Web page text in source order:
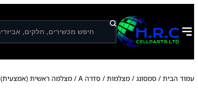
ח
י
פ
עמוד הבית / סמסונג / מצלמות / סדרה A / מצלמה ראשית (אמצעית) GALAXY A135 A137 G736